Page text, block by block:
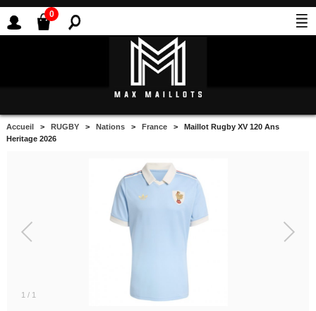
0
Accueil >RUGBY >Nations >France > Maillot Rugby XV 120 Ans
Heritage 2026
1 / 1